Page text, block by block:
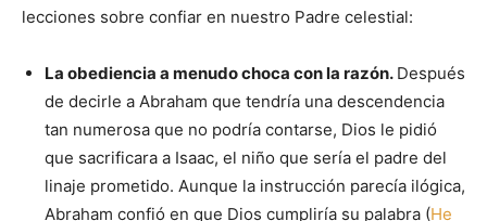
lecciones sobre confiar en nuestro Padre celestial:
La obediencia a menudo choca con la razón. Después
de decirle a Abraham que tendría una descendencia
tan numerosa que no podría contarse, Dios le pidió
que sacrificara a Isaac, el niño que sería el padre del
linaje prometido. Aunque la instrucción parecía ilógica,
Abraham confió en que Dios cumpliría su palabra (He